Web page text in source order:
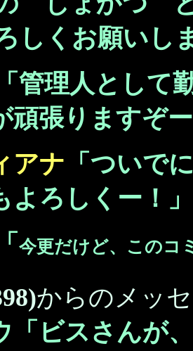
しくお願いし
「管理人として
頑張りますぞ
アナ 「ついで
よろしくー！」
「 今更だけど、このコ
からのメッ
「ビスさんが